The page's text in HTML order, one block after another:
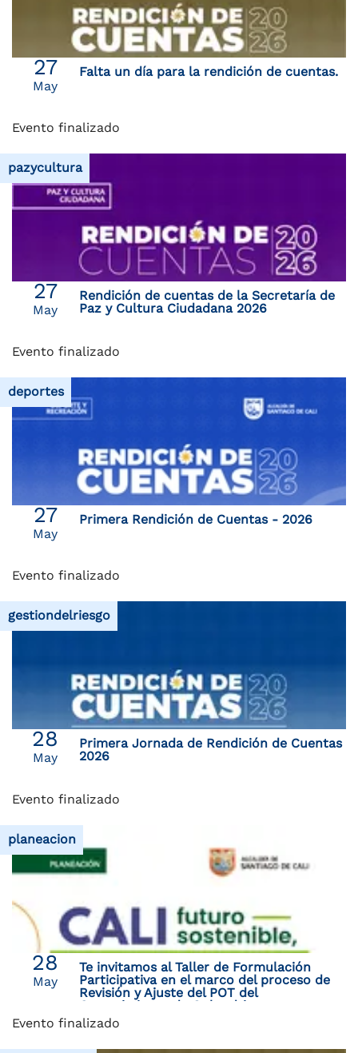
27
May
Falta un día para la rendición de cuentas.
Evento finalizado
pazycultura
27
May
Rendición de cuentas de la Secretaría de
Paz y Cultura Ciudadana 2026
Evento finalizado
deportes
27
May
Primera Rendición de Cuentas - 2026
Evento finalizado
gestiondelriesgo
28
May
Primera Jornada de Rendición de Cuentas
2026
Evento finalizado
planeacion
28
May
Te invitamos al Taller de Formulación
Participativa en el marco del proceso de
Revisión y Ajuste del POT del
Corregimiento de Golondrinas
Evento finalizado